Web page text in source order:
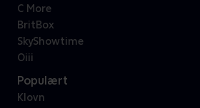
C More
BritBox
SkyShowtime
Oiii
Populært
Klovn